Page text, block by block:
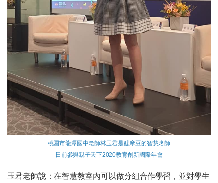
桃園市龍潭國中老師林玉君是醍摩豆的智慧名師
日前參與親子天下2020教育創新國際年會
玉君老師說：在智慧教室內可以做分組合作學習，並對學生